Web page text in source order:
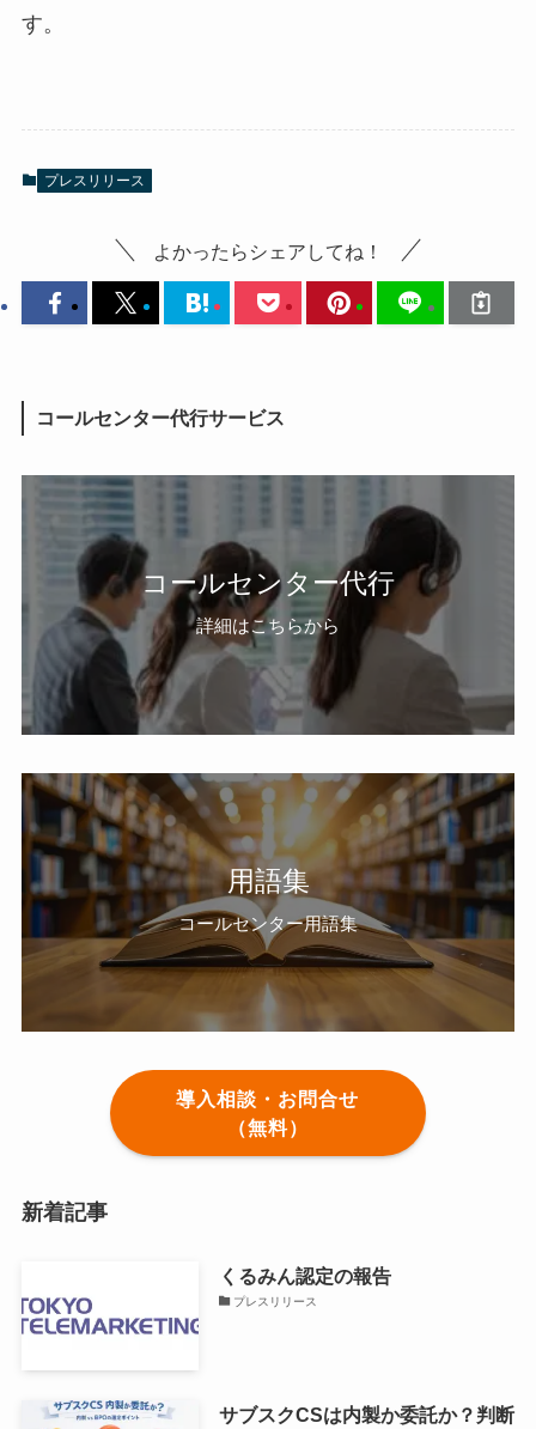
す。
プレスリリース
よかったらシェアしてね！
コールセンター代行サービス
コールセンター代行
詳細はこちらから
用語集
コールセンター用語集
導入相談・お問合せ
（無料）
新着記事
くるみん認定の報告
プレスリリース
サブスクCSは内製か委託か？判断